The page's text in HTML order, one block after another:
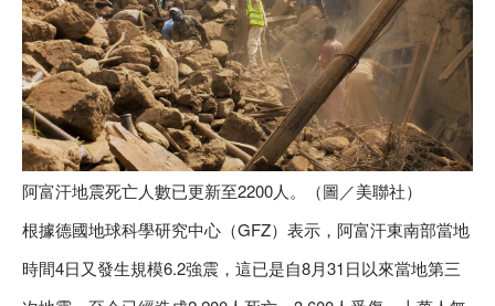
阿富汗地震死亡人數已更新至2200人。（圖／美聯社）
根據德國地球科學研究中心（GFZ）表示，阿富汗東南部當地
時間4日又發生規模6.2強震，這已是自8月31日以來當地第三